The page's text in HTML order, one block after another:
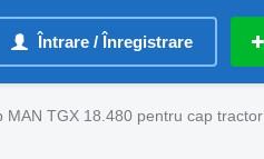
Întrare / Înregistrare
MAN TGX 18.480 pentru cap tractor